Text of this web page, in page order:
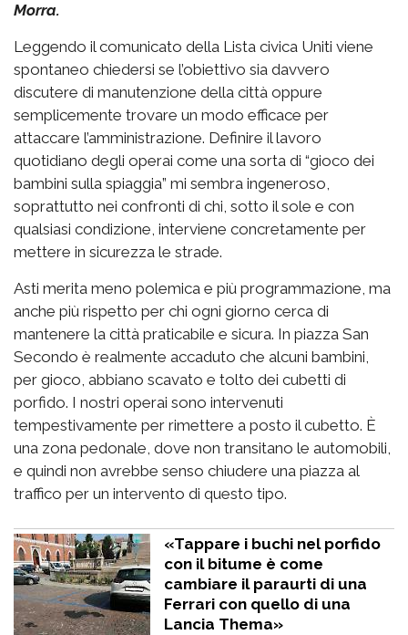
Morra.
Leggendo il comunicato della Lista civica Uniti viene
spontaneo chiedersi se l’obiettivo sia davvero
discutere di manutenzione della città oppure
semplicemente trovare un modo efficace per
attaccare l’amministrazione. Definire il lavoro
quotidiano degli operai come una sorta di “gioco dei
bambini sulla spiaggia” mi sembra ingeneroso,
soprattutto nei confronti di chi, sotto il sole e con
qualsiasi condizione, interviene concretamente per
mettere in sicurezza le strade.
Asti merita meno polemica e più programmazione, ma
anche più rispetto per chi ogni giorno cerca di
mantenere la città praticabile e sicura. In piazza San
Secondo è realmente accaduto che alcuni bambini,
per gioco, abbiano scavato e tolto dei cubetti di
porfido. I nostri operai sono intervenuti
tempestivamente per rimettere a posto il cubetto. È
una zona pedonale, dove non transitano le automobili,
e quindi non avrebbe senso chiudere una piazza al
traffico per un intervento di questo tipo.
«Tappare i buchi nel porfido
con il bitume è come
cambiare il paraurti di una
Ferrari con quello di una
Lancia Thema»